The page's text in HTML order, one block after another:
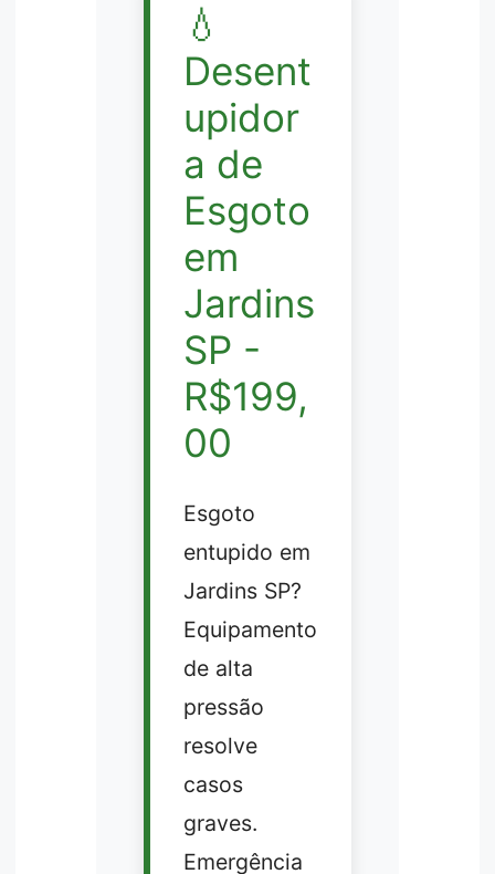
💧
Desent
upidor
a de
Esgoto
em
Jardins
SP -
R$199,
00
Esgoto
entupido em
Jardins SP?
Equipamento
de alta
pressão
resolve
casos
graves.
Emergência